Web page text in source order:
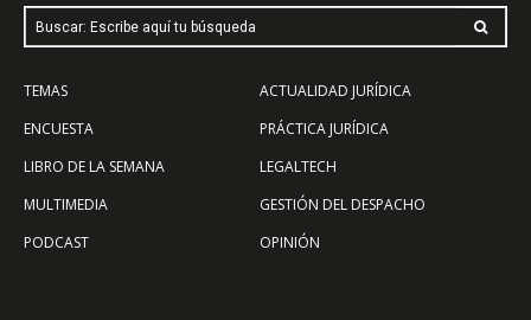
Buscar: Escribe aquí tu búsqueda
TEMAS
ENCUESTA
LIBRO DE LA SEMANA
MULTIMEDIA
PODCAST
ACTUALIDAD JURÍDICA
PRÁCTICA JURÍDICA
LEGALTECH
GESTIÓN DEL DESPACHO
OPINIÓN